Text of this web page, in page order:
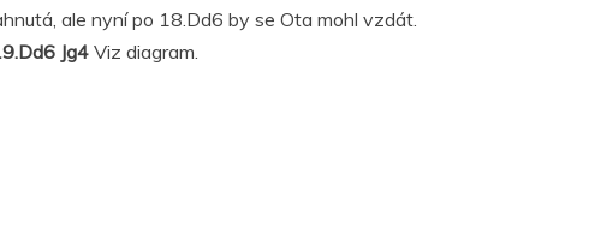
ale nyní po 18.Dd6 by se Ota mohl vzdát.
Jg4Viz diagram.